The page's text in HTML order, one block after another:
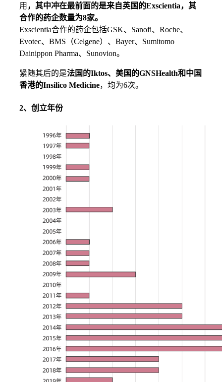
用 ，其中冲在最前面的是来自英国的Exscientia，其
合作的药企数量为8家。
Exscientia合作的药企包括GSK、Sanofi、Roche、
Evotec、BMS（Celgene）、Bayer、Sumitomo
Dainippon Pharma、Sunovion。
紧随其后的是法国的Iktos、美国的GNSHealth和中国
香港的Insilico Medicine，均为6次。
2、创立年份